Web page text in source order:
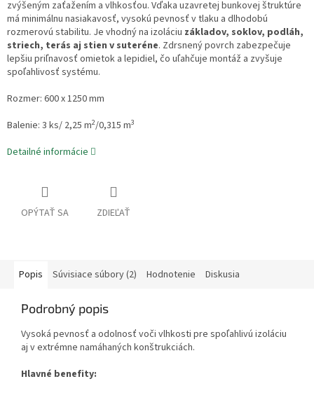
zvýšeným zaťažením a vlhkosťou. Vďaka uzavretej bunkovej štruktúre
má minimálnu nasiakavosť, vysokú pevnosť v tlaku a dlhodobú
rozmerovú stabilitu. Je vhodný na izoláciu základov, soklov, podláh,
striech, terás aj stien v suteréne. Zdrsnený povrch zabezpečuje
lepšiu priľnavosť omietok a lepidiel, čo uľahčuje montáž a zvyšuje
spoľahlivosť systému.
Rozmer: 600 x 1250 mm
Balenie: 3 ks/ 2,25 m2/0,315 m3
Detailné informácie
OPÝTAŤ SA ZDIEĽAŤ
Popis Súvisiace súbory (2) Hodnotenie Diskusia
Podrobný popis
Vysoká pevnosť a odolnosť voči vlhkosti pre spoľahlivú izoláciu
aj v extrémne namáhaných konštrukciách.
Hlavné benefity: